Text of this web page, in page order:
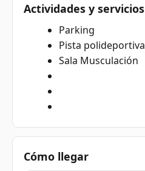
Actividades y servicios
Parking
Pista polideportiva
Sala Musculación
Cómo llegar